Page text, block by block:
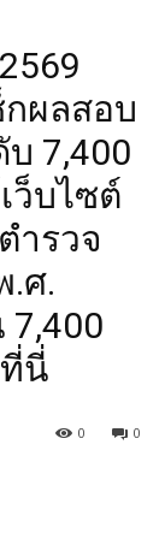
กผลสอบ
7,400
ว็บไซต์
ำรวจ
.ศ.
นี่
0
0